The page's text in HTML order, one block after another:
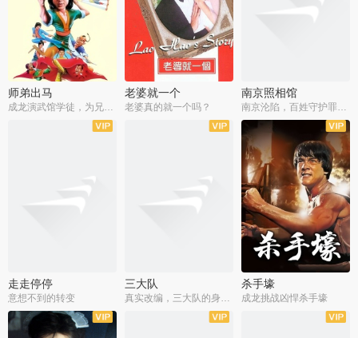
师弟出马
成龙演武馆学徒，为兄搏命战黑道
老婆就一个
老婆真的就一个吗？
南京照相馆
南京沦陷，百姓守护罪证底片
走走停停
意想不到的转变
三大队 杀手壕
成龙挑战凶悍杀手壕